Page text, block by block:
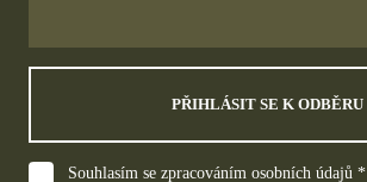
PŘIHLÁSIT SE K ODBĚRU
Souhlasím se zpracováním osobních údajů *